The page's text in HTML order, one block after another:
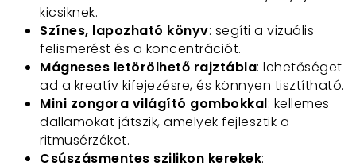
kicsiknek.
Színes, lapozható könyv: segíti a vizuális
felismerést és a koncentrációt.
Mágneses letörölhető rajztábla: lehetőséget
ad a kreatív kifejezésre, és könnyen tisztítható.
Mini zongora világító gombokkal: kellemes
dallamokat játszik, amelyek fejlesztik a
ritmusérzéket.
Csúszásmentes szilikon kerekek: